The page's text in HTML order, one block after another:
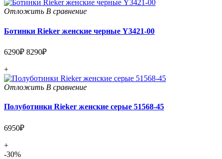
Отложить В сравнение
Ботинки Rieker женские черные Y3421-00
6290₽ 8290₽
+
Отложить В сравнение
Полуботинки Rieker женские серые 51568-45
6950₽
+
-30%